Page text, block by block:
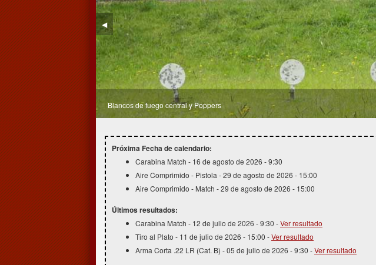
Zona de blancos a 50 metros
◀
Próxima Fecha de calendario:
Carabina Match - 16 de agosto de 2026 - 9:30
Aire Comprimido - Pistola - 29 de agosto de 2026 - 15:00
Aire Comprimido - Match - 29 de agosto de 2026 - 15:00
Últimos resultados:
Carabina Match - 12 de julio de 2026 - 9:30 -Ver resultado
Tiro al Plato - 11 de julio de 2026 - 15:00 -Ver resultado
Arma Corta .22 LR (Cat. B) - 05 de julio de 2026 - 9:30 -Ver resultado